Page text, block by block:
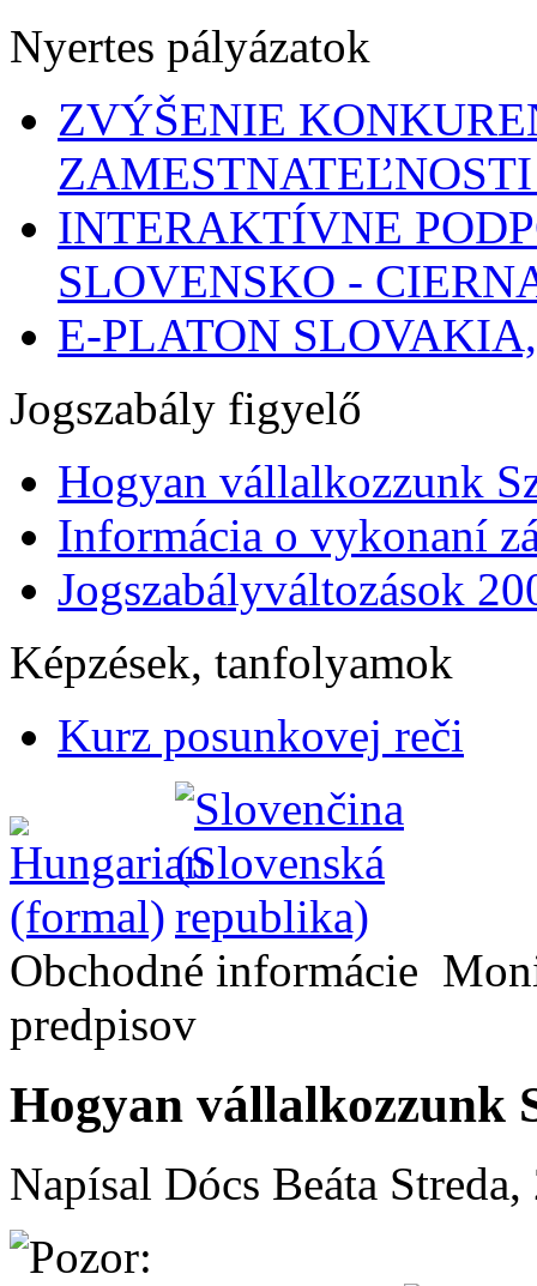
Nyertes pályázatok
ZVÝŠENIE
INTERAKTÍVNE
SLOVENSKO -
E-PLATON
Jogszabály figyelő
Hogyan vállalkozzunk
Informácia o vykonaní
Jogszabályváltozások
Képzések, tanfolyamok
Kurz posunkovej reči
Obchodné informácie
predpisov
Hogyan vállalkozzunk
Napísal Dócs Beáta